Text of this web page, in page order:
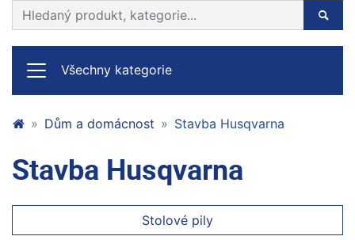
Prohledat web
Všechny kategorie
Dům a domácnost Stavba Husqvarna
Stavba Husqvarna
Stolové pily